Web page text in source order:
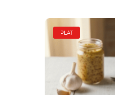
PLAT